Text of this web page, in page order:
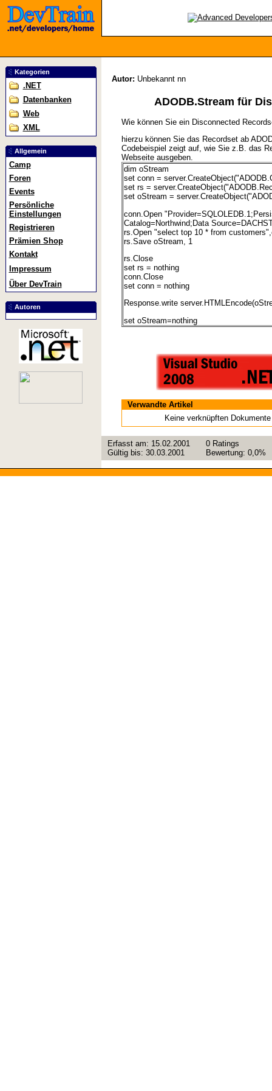
Kategorien
.NET
Datenbanken
Web
XML
Allgemein
Camp
Foren
Events
Persönliche
Einstellungen
Registrieren
Prämien Shop
Kontakt
Impressum
Über DevTrain
Autoren
Autor: Unbekannt nn
ADODB.Stream für
Wie können Sie ein Disconnected
hierzu können Sie das Recordset ab
Codebeispiel zeigt auf, wie Sie z.B. das
Webseite ausgeben.
dim oStream
set conn =
set rs =
set oStream =
conn.Open
Catalog=Northwind;Data
rs.Open "select top 10 * from
rs.Save oStream, 1
rs.Close
set rs = nothing
conn.Close
set conn = nothing
Response.write
set oStream=nothing
Verwandte Artikel
Keine verknüpften Dokumente
Erfasst am: 15.02.2001
Gültig bis: 30.03.2001
0 Ratings
Bewertung: 0,0%